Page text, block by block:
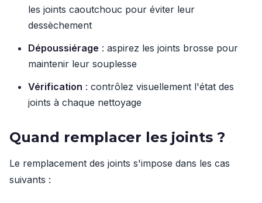
les joints caoutchouc pour éviter leur
dessèchement
Dépoussiérage : aspirez les joints brosse pour
maintenir leur souplesse
Vérification : contrôlez visuellement l'état des
joints à chaque nettoyage
Quand remplacer les joints ?
Le remplacement des joints s'impose dans les cas
suivants :